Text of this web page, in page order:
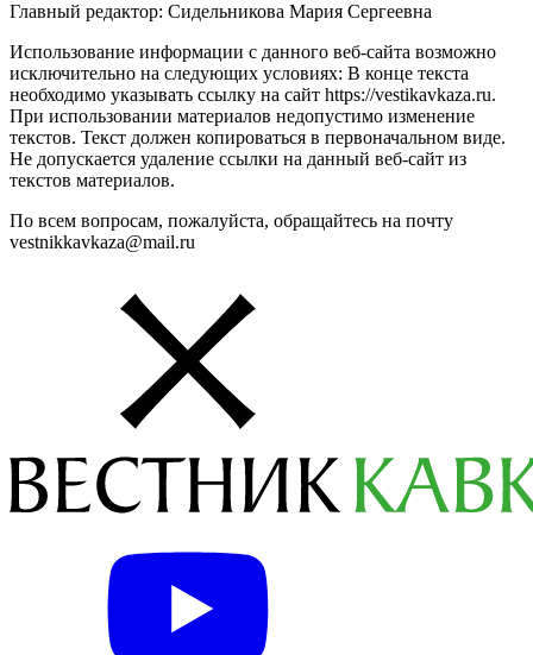
Главный редактор: Сидельникова Мария Сергеевна
Использование информации с данного веб-сайта возможно
исключительно на следующих условиях: В конце текста
необходимо указывать ссылку на сайт https://vestikavkaza.ru.
При использовании материалов недопустимо изменение
текстов. Текст должен копироваться в первоначальном виде.
Не допускается удаление ссылки на данный веб-сайт из
текстов материалов.
По всем вопросам, пожалуйста, обращайтесь на почту
vestnikkavkaza@mail.ru